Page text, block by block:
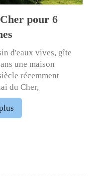
pour 6
d'eaux vives, gîte
une maison
récemment
du Cher,